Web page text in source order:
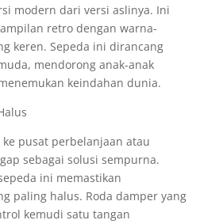
modern dari versi aslinya. Ini
retro dengan warna-
keren. Sepeda ini dirancang
mendorong anak-anak
keindahan dunia.
pusat perbelanjaan atau
sebagai solusi sempurna.
ini memastikan
paling halus. Roda damper yang
kemudi satu tangan